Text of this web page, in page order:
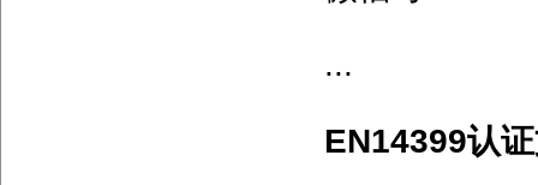
...
EN14399认